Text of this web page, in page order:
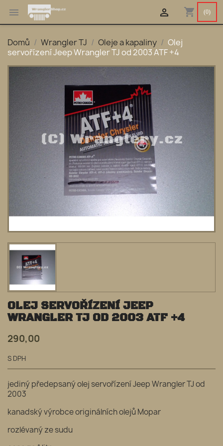
 shopping_cart (0)

Domů Wrangler TJ Oleje a kapaliny
Olej
servořízení Jeep Wrangler TJ od 2003 ATF +4
OLEJ SERVOŘÍZENÍ JEEP
WRANGLER TJ OD 2003 ATF +4
290,00
S DPH
jediný předepsaný olej servořízení Jeep Wrangler TJ od
2003
kanadský výrobce originálních olejů Mopar
rozlévaný ze sudu